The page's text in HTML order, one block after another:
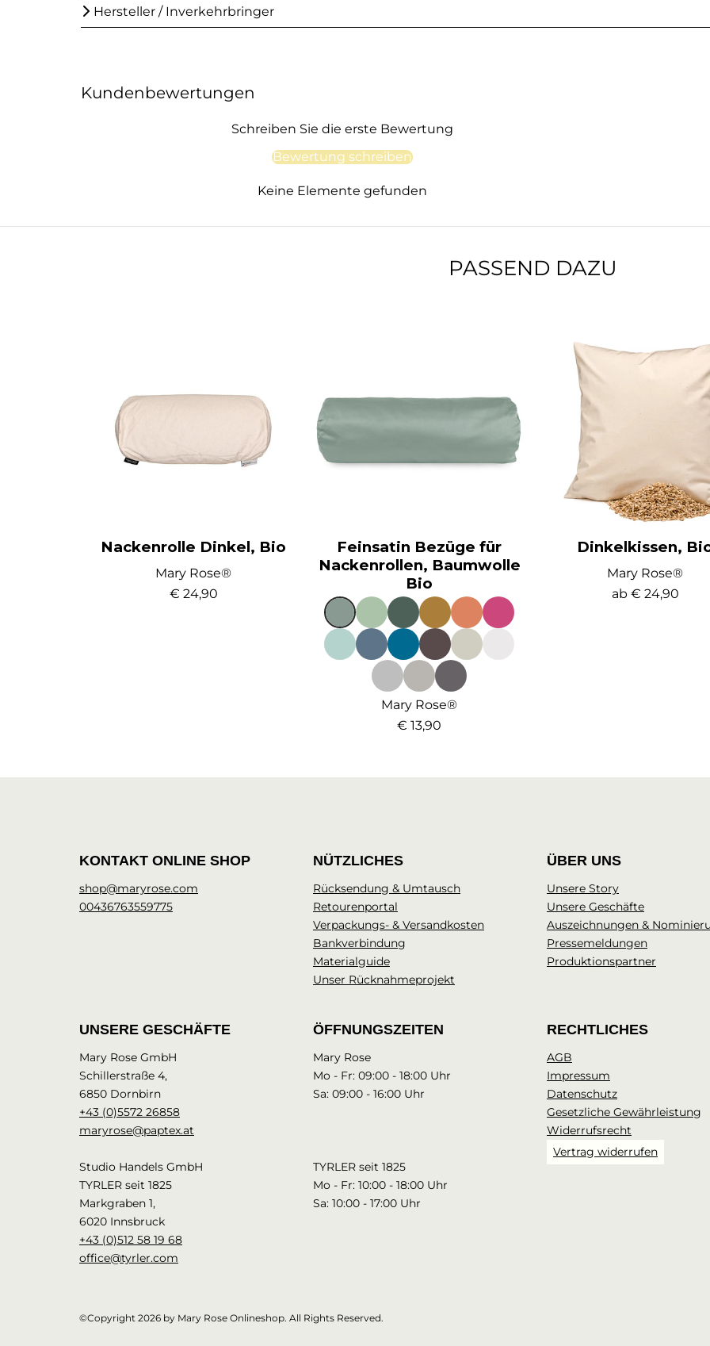
Hersteller / Inverkehrbringer
Kundenbewertungen
Schreiben Sie die erste Bewertung
Bewertung schreiben
Keine Elemente gefunden
PASSEND DAZU
Nackenrolle Dinkel, Bio
Mary Rose®
€ 24,90
Feinsatin Bezüge für
Nackenrollen, Baumwolle
Bio
Mary Rose®
€ 13,90
Dinkelkissen,
Mary Rose®
ab € 24,90
KONTAKT ONLINE SHOP
shop@maryrose.com
00436763559775
NÜTZLICHES
Rücksendung & Umtausch
Retourenportal
Verpackungs- & Versandkosten
Bankverbindung
Materialguide
Unser Rücknahmeprojekt
ÜBER UNS
Unsere Story
Unsere Geschäfte
Auszeichnungen &
Pressemeldungen
Produktionspartner
UNSERE GESCHÄFTE
Mary Rose GmbH
Schillerstraße 4,
6850 Dornbirn
+43 (0)5572 26858
maryrose@paptex.at
Studio Handels GmbH
TYRLER seit 1825
Markgraben 1,
6020 Innsbruck
+43 (0)512 58 19 68
office@tyrler.com
ÖFFNUNGSZEITEN
Mary Rose
Mo - Fr: 09:00 - 18:00 Uhr
Sa: 09:00 - 16:00 Uhr
TYRLER seit 1825
Mo - Fr: 10:00 - 18:00 Uhr
Sa: 10:00 - 17:00 Uhr
RECHTLICHES
AGB
Impressum
Datenschutz
Gesetzliche Gewährleistung
Widerrufsrecht
Vertrag widerrufen
©Copyright 2026 by Mary Rose Onlineshop. All Rights Reserved.